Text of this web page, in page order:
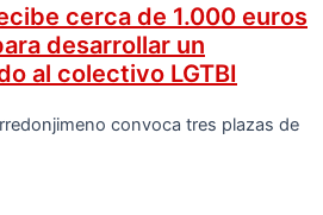
cerca de 1.000 euros
desarrollar un
al colectivo LGTBI